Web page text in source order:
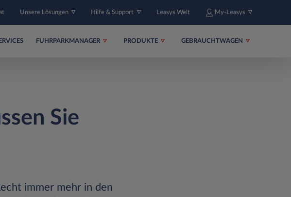
Unsere Lösungen Hilfe & Support Leasys Welt My-Leasys
FUHRPARKMANAGER PRODUKTE GEBRAUCHTWAGEN
Sie
immer mehr in den